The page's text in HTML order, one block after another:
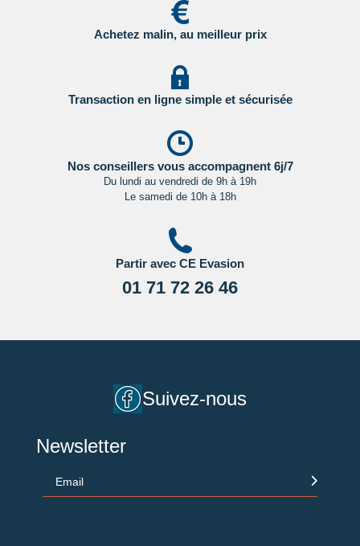
Achetez malin, au meilleur prix
Transaction en ligne simple et sécurisée
Nos conseillers vous accompagnent 6j/7
Du lundi au vendredi de 9h à 19h
Le samedi de 10h à 18h
Partir avec CE Evasion
01 71 72 26 46
Suivez-nous
Newsletter
Email